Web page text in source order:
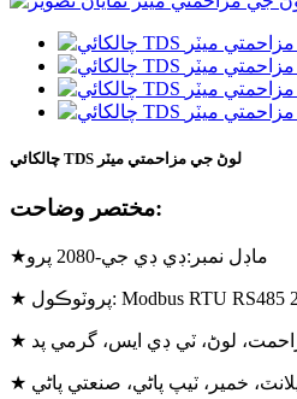
چالکائي TDS لوڻ جي مزاحمتي ميٽر
مختصر وضاحت:
★ ماڊل نمبر:ڊي ڊي جي-2080 پرو
لوڻ، ٽي ڊي ايس، گرمي پد
خمير، ٽيپ پاڻي، صنعتي پاڻي